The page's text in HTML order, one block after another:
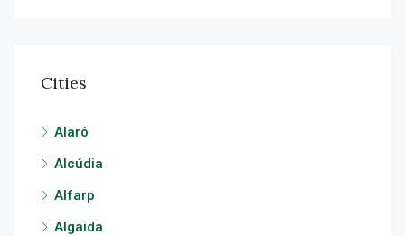
Cities
Alaró
Alcúdia
Alfarp
Algaida